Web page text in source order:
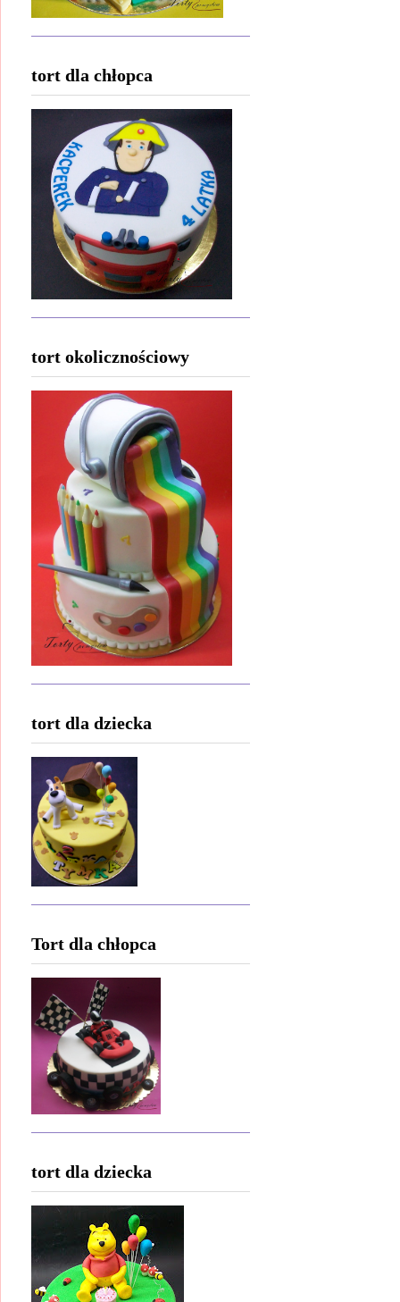
tort dla chłopca
tort okolicznościowy
tort dla dziecka
Tort dla chłopca
tort dla dziecka